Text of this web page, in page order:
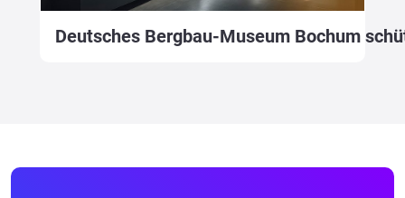
Deutsches Bergbau-Museum Bochum